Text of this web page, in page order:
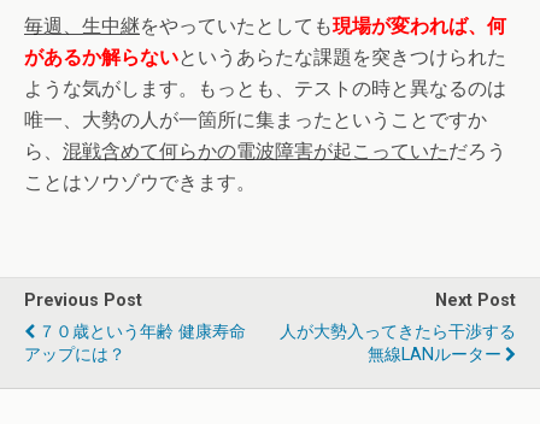
毎週、生中継をやっていたとしても現場が変われば、何
があるか解らないというあらたな課題を突きつけられた
ような気がします。もっとも、テストの時と異なるのは
唯一、大勢の人が一箇所に集まったということですか
ら、 混戦含めて何らかの電波障害が起こっていただろう
ことはソウゾウできます。
Previous Post
７０歳という年齢 健康寿命
アップには？
Next Post
人が大勢入ってきたら干渉する
無線LANルーター